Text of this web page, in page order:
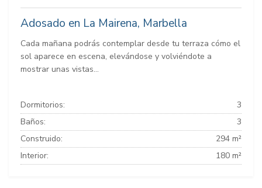
Adosado en La Mairena, Marbella
Cada mañana podrás contemplar desde tu terraza cómo el
sol aparece en escena, elevándose y volviéndote a
mostrar unas vistas...
Dormitorios:
3
Baños:
3
Construido:
294 m²
Interior:
180 m²